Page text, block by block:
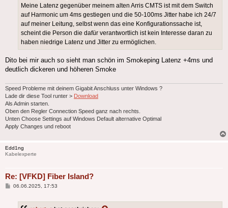
Meine Latenz gegenüber meinem alten Arris CMTS ist mit dem Switch
auf Harmonic um 4ms gestiegen und die 50-100ms Jitter habe ich 24/7
auf meiner Leitung, selbst wenn das eine Konfigurationssache ist,
scheint die Person die dafür verantwortlich ist kein Interesse daran zu
haben niedrige Latenz und Jitter zu ermöglichen.
Dito bei mir auch so sieht man schön im Smokeping Latenz +4ms und
deutlich dickeren und höheren Smoke
Speed Probleme mit deinem Gigabit Anschluss unter Windows ?
Lade dir diese Tool runter > Download
Als Admin starten.
Oben den Regler Connection Speed ganz nach rechts.
Unten Choose Settings auf Windows Default alternative Optimal
Apply Changes und reboot
Edd1ng
Kabelexperte
Re: [VFKD] Fiber Island?
Beitrag
06.06.2025, 17:53